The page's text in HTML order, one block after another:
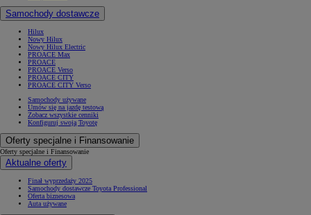
Samochody dostawcze
Hilux
Nowy Hilux
Nowy Hilux Electric
PROACE Max
PROACE
PROACE Verso
PROACE CITY
PROACE CITY Verso
Samochody używane
Umów się na jazdę testową
Zobacz wszystkie cenniki
Konfiguruj swoją Toyotę
Oferty specjalne i Finansowanie
Oferty specjalne i Finansowanie
Aktualne oferty
Finał wyprzedaży 2025
Samochody dostawcze Toyota Professional
Oferta biznesowa
Auta używane